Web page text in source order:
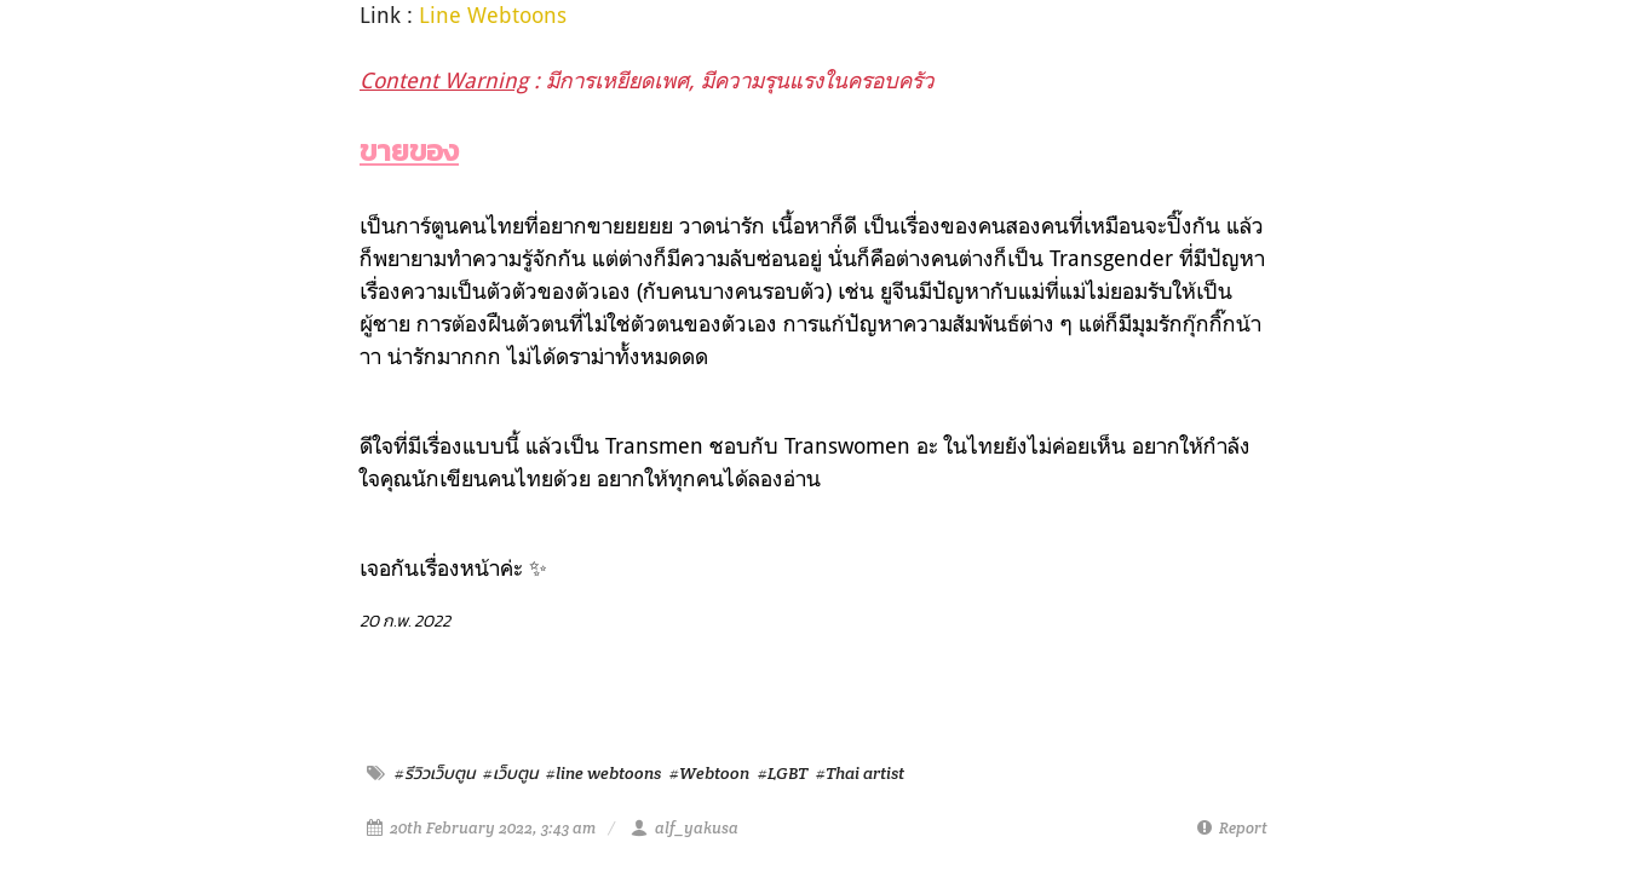
Link : Line Webtoons
Content Warning: มีการเหยียดเพศ, มีความรุนแรงในครอบครัว
ขายของ
เป็นการ์ตูนคนไทยที่อยากขายยยยย วาดน่ารัก เนื้อหาก็ดี เป็นเรื่องของคนสองคนที่เหมือนจะปิ๊งกัน แล้ว
ก็พยายามทำความรู้จักกัน แต่ต่างก็มีความลับซ่อนอยู่ นั่นก็คือต่างคนต่างก็เป็น Transgender ที่มีปัญหา
เรื่องความเป็นตัวตัวของตัวเอง (กับคนบางคนรอบตัว) เช่น ยูจีนมีปัญหากับแม่ที่แม่ไม่ยอมรับให้เป็น
ผู้ชาย การต้องฝืนตัวตนที่ไม่ใช่ตัวตนของตัวเอง การแก้ปัญหาความสัมพันธ์ต่าง ๆ แต่ก็มีมุมรักกุ๊กกิ๊กน้า
าา น่ารักมากกก ไม่ได้ดราม่าทั้งหมดดด
ดีใจที่มีเรื่องแบบนี้ แล้วเป็น Transmen ชอบกับ Transwomen อะ ในไทยยังไม่ค่อยเห็น อยากให้กำลัง
ใจคุณนักเขียนคนไทยด้วย อยากให้ทุกคนได้ลองอ่าน
เจอกันเรื่องหน้าค่ะ ✨
20 ก.พ. 2022
#รีวิวเว็บตูน #เว็บตูน #line webtoons #Webtoon #LGBT #Thai artist
20th February 2022, 3:43 am alf_yakusa Report